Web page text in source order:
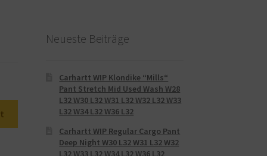
Neueste Beiträge
Carhartt WIP Klondike “Mills“
Pant Stretch Mid Used Wash W28
L32 W30 L32 W31 L32 W32 L32 W33
L32 W34 L32 W36 L32
Carhartt WIP Regular Cargo Pant
Deep Night W30 L32 W31 L32 W32
L32 W33 L32 W34 L32 W36 L32